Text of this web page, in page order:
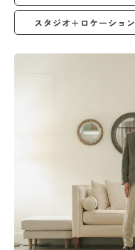
スタジオ＋ロケーション